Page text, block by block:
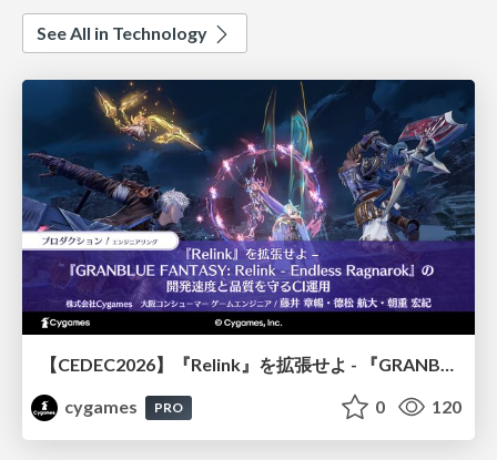
See All in Technology
cygames
PRO 0 120